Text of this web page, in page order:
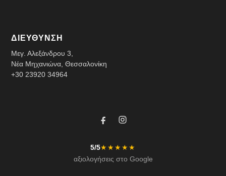
ΔΙΕΥΘΥΝΣΗ
Μεγ. Αλεξάνδρου 3,
Νέα Μηχανιώνα, Θεσσαλονίκη
+30 23920 34964
5/5★★★★★
αξιολογήσεις στο Google